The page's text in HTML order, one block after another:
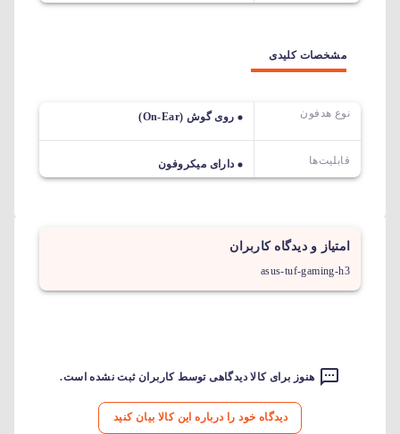
مشخصات کلیدی
نوع هدفون روی گوش (On-Ear)
قابلیت‌ها دارای میکروفون
امتیاز و دیدگاه کاربران
asus-tuf-gaming-h3
هنوز برای کالا دیدگاهی توسط کاربران ثبت نشده است.
دیدگاه خود را درباره این کالا بیان کنید